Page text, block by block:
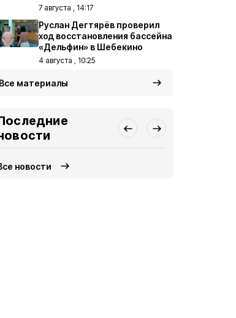
7 августа , 14:17
Руслан Дегтярёв проверил
ход восстановления бассейна
«Дельфин» в Шебекино
4 августа , 10:25
Все материалы
новости